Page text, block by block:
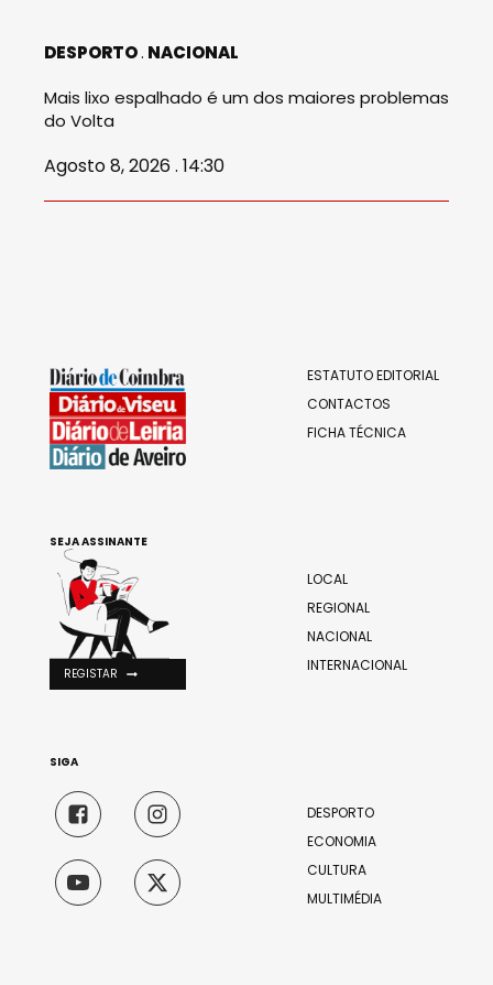
DESPORTO NACIONAL
Mais lixo espalhado é um dos maiores problemas
do Volta
Agosto 8, 2026 . 14:30
ESTATUTO EDITORIAL
CONTACTOS
FICHA TÉCNICA
LOCAL
REGIONAL
NACIONAL
INTERNACIONAL
DESPORTO
ECONOMIA
CULTURA
MULTIMÉDIA
SEJA ASSINANTE
REGISTAR
SIGA